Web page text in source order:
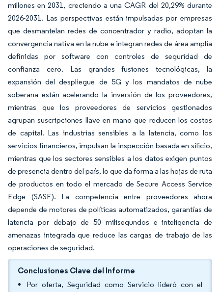
millones en 2031, creciendo a una CAGR del 20,29% durante
2026-2031. Las perspectivas están impulsadas por empresas
que desmantelan redes de concentrador y radio, adoptan la
convergencia nativa en la nube e integran redes de área amplia
definidas por software con controles de seguridad de
confianza cero. Las grandes fusiones tecnológicas, la
expansión del despliegue de 5G y los mandatos de nube
soberana están acelerando la inversión de los proveedores,
mientras que los proveedores de servicios gestionados
agrupan suscripciones llave en mano que reducen los costos
de capital. Las industrias sensibles a la latencia, como los
servicios financieros, impulsan la inspección basada en silicio,
mientras que los sectores sensibles a los datos exigen puntos
de presencia dentro del país, lo que da forma a las hojas de ruta
de productos en todo el mercado de Secure Access Service
Edge (SASE). La competencia entre proveedores ahora
depende de motores de políticas automatizados, garantías de
latencia por debajo de 50 milisegundos e inteligencia de
amenazas integrada que reduce las cargas de trabajo de las
operaciones de seguridad.
Conclusiones Clave del Informe
Por oferta, Seguridad como Servicio lideró con el